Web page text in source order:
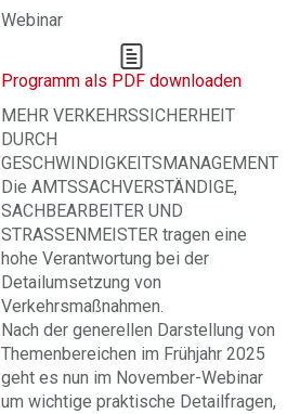
Webinar
Programm als PDF downloaden
MEHR VERKEHRSSICHERHEIT
DURCH
GESCHWINDIGKEITSMANAGEMENT
Die AMTSSACHVERSTÄNDIGE,
SACHBEARBEITER UND
STRASSENMEISTER tragen eine
hohe Verantwortung bei der
Detailumsetzung von
Verkehrsmaßnahmen.
Nach der generellen Darstellung von
Themenbereichen im Frühjahr 2025
geht es nun im November-Webinar
um wichtige praktische Detailfragen,